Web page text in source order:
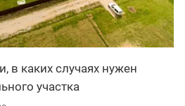
в каких случаях нужен
участка